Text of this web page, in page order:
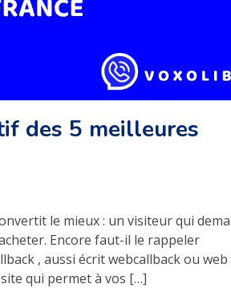
des 5 meilleures
le mieux : un visiteur qui
Encore faut-il le rappeler
, aussi écrit webcallback ou web
qui permet à vos […]